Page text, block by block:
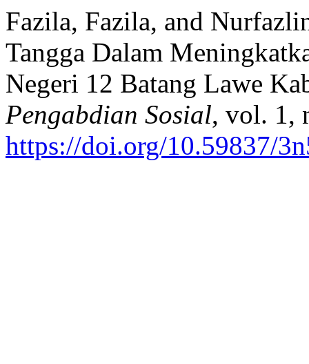
Fazila, Fazila, and
Tangga Dalam
Negeri 12 Batang Lawe
Pengabdian Sosial, vol. 1,
https://doi.org/10.59837/